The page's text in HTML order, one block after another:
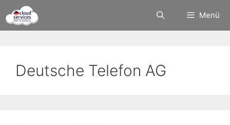
Inhalt
springen
Menü
Deutsche Telefon AG